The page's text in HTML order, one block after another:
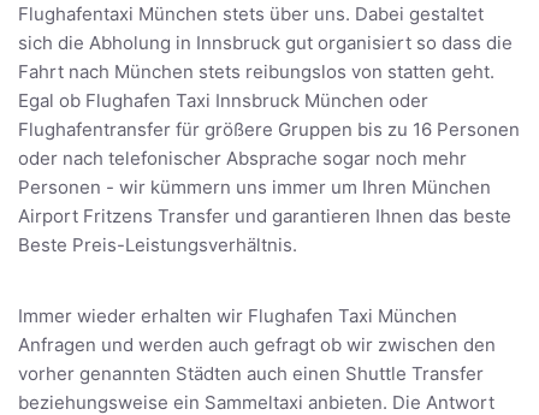
Flughafentaxi München stets über uns. Dabei gestaltet
sich die Abholung in Innsbruck gut organisiert so dass die
Fahrt nach München stets reibungslos von statten geht.
Egal ob Flughafen Taxi Innsbruck München oder
Flughafentransfer für größere Gruppen bis zu 16 Personen
oder nach telefonischer Absprache sogar noch mehr
Personen - wir kümmern uns immer um Ihren München
Airport Fritzens Transfer und garantieren Ihnen das beste
Beste Preis-Leistungsverhältnis.
Immer wieder erhalten wir Flughafen Taxi München
Anfragen und werden auch gefragt ob wir zwischen den
vorher genannten Städten auch einen Shuttle Transfer
beziehungsweise ein Sammeltaxi anbieten. Die Antwort